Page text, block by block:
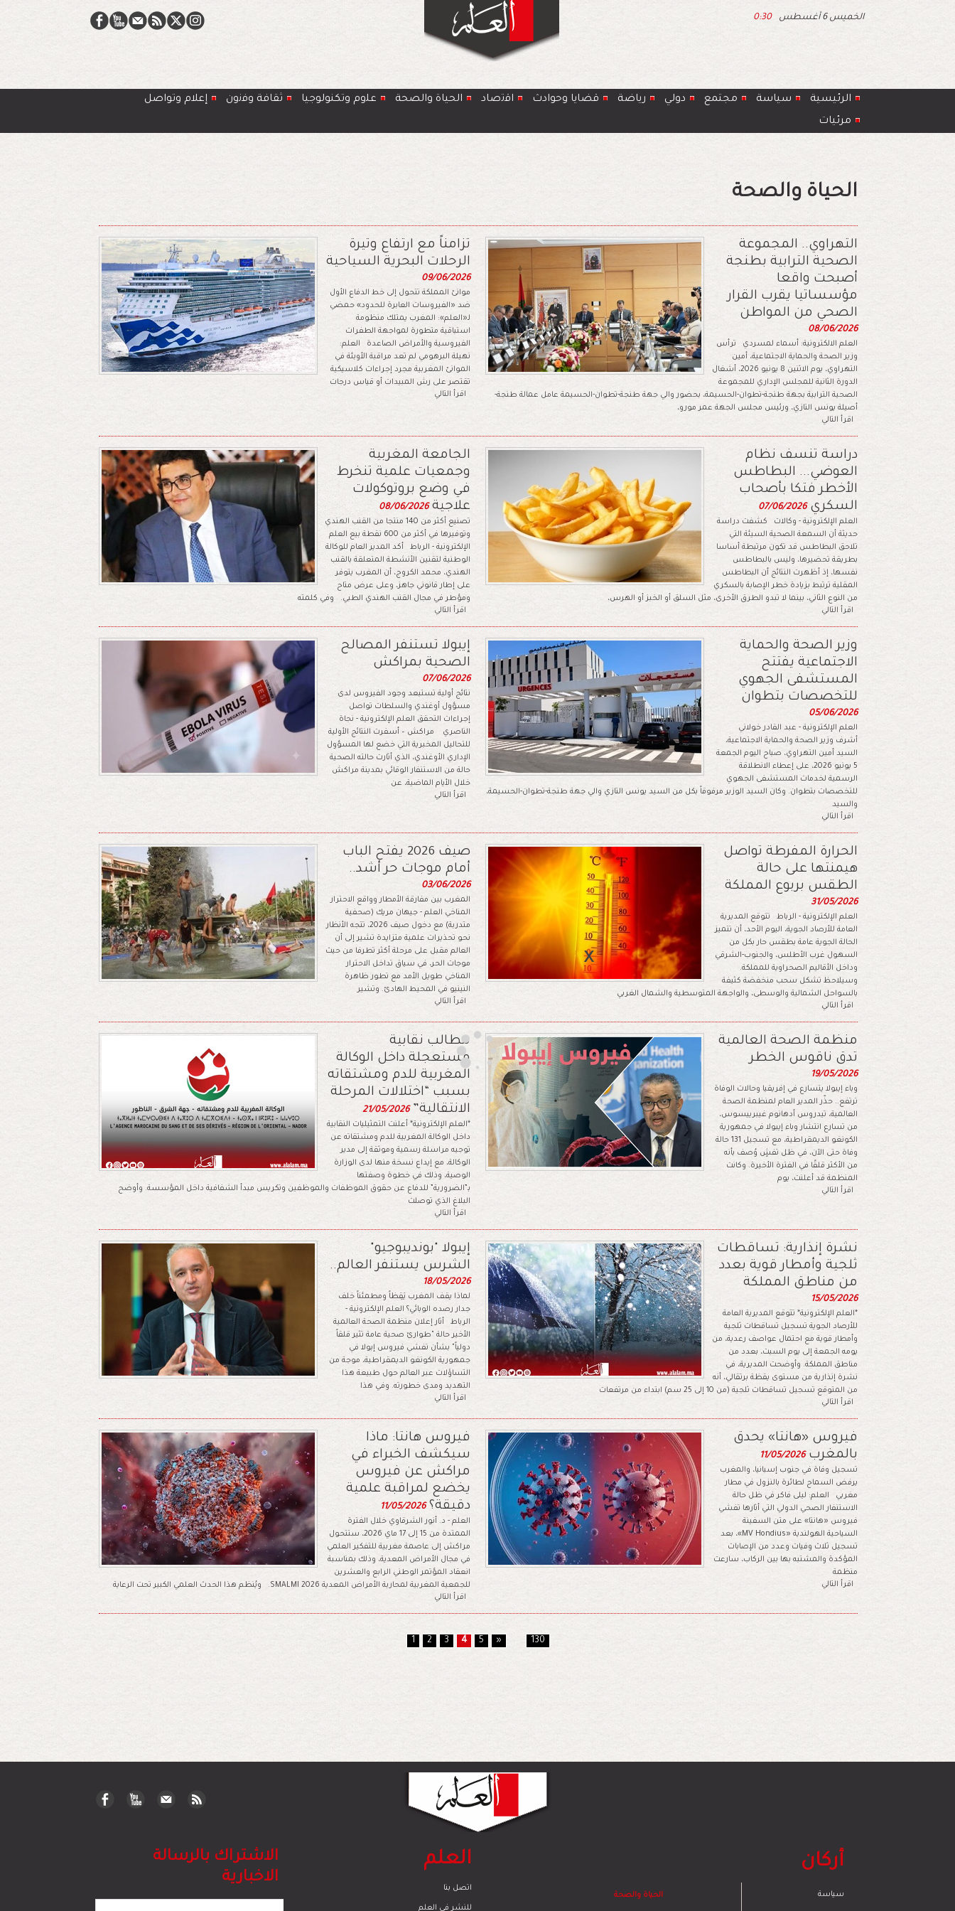
الخميس 6 أغسطس 0:30
الرئيسية سياسة مجتمع دولي رياضة قضايا وحوادث اﻗﺗﺻﺎد الحياة والصحة ﻋﻠوم وتكنولوجيا ﺛﻘﺎﻓﺔ وﻓﻧون
إعلام وتواصل
مرئيات
الحياة والصحة
تزامناً مع ارتفاع وتيرة
الرحلات البحرية السياحية
09/06/2026
موانئ المملكة تتحول إلى خط الدفاع الأول
ضد «الفيروسات العابرة للحدود» حمضي
لـ«العلم»: المغرب يمتلك منظومة
استباقية متطورة لمواجهة الطفرات
الفيروسية والأمراض الصاعدة العلم:
نهيلة البرهومي لم تعد مراقبة الأوبئة في
الموانئ المغربية مجرد إجراءات كلاسيكية
تقتصر على رش المبيدات أو قياس درجات
اقرأ التالي
التهراوي.. المجموعة
الصحية الترابية بطنجة
أصبحت واقعا
مؤسساتيا يقرب القرار
الصحي من المواطن
08/06/2026
العلم الالكترونية: أسماء لمسردي ترأس
وزير الصحة والحماية الاجتماعية، أمين
التهراوي، يوم الاثنين 8 يونيو 2026، أشغال
الدورة الثانية للمجلس الإداري للمجموعة
الصحية الترابية بجهة طنجة-تطوان-الحسيمة، بحضور والي جهة طنجة-تطوان-الحسيمة عامل عمالة طنجة-
أصيلة يونس التازي، ورئيس مجلس الجهة عمر مورو،
اقرأ التالي
الجامعة المغربية
وجمعيات علمية تنخرط
في وضع بروتوكولات
علاجية 08/06/2026
تصنيع أكثر من 140 منتجا من القنب الهندي
وتوفيرها في أكثر من 600 نقطة بيع العلم
الإلكترونية - الرباط أكد المدير العام للوكالة
الوطنية لتقنين الأنشطة المتعلقة بالقنب
الهندي، محمد الكروج، أن المغرب يتوفر
على إطار قانوني جاهز، وعلى عرض متاح
ومؤطر في مجال القنب الهندي الطبي. وفي كلمته
اقرأ التالي
دراسة تنسف نظام
العوضي... البطاطس
الأخطر فتكا بأصحاب
السكري 07/06/2026
العلم الإلكترونية - وكالات كشفت دراسة
حديثة أن السمعة الصحية السيئة التي
تلاحق البطاطس قد تكون مرتبطة أساسا
بطريقة تحضيرها، وليس بالبطاطس
نفسها، إذ أظهرت النتائج أن البطاطس
المقلية ترتبط بزيادة خطر الإصابة بالسكري
من النوع الثاني، بينما لا تبدو الطرق الأخرى، مثل السلق أو الخبز أو الهرس،
اقرأ التالي
إيبولا تستنفر المصالح
الصحية بمراكش
07/06/2026
نتائج أولية تستبعد وجود الفيروس لدى
مسؤول أوغندي والسلطات تواصل
إجراءات التحقق العلم الإلكترونية - نجاة
الناصري مراكش – أسفرت النتائج الأولية
للتحاليل المخبرية التي خضع لها المسؤول
الإداري الأوغندي، الذي أثارت حالته الصحية
حالة من الاستنفار الوقائي بمدينة مراكش
خلال الأيام الماضية، عن
اقرأ التالي
وزير الصحة والحماية
الاجتماعية يفتتح
المستشفى الجهوي
للتخصصات بتطوان
05/06/2026
العلم الإلكترونية - عبد القادر خولاني
أشرف وزير الصحة والحماية الاجتماعية،
السيد أمين التهراوي، صباح اليوم الجمعة
5 يونيو 2026، على إعطاء الانطلاقة
الرسمية لخدمات المستشفى الجهوي
للتخصصات بتطوان. وكان السيد الوزير مرفوقاً بكل من السيد يونس التازي والي جهة طنجة-تطوان-الحسيمة،
والسيد
اقرأ التالي
صيف 2026 يفتح الباب
أمام موجات حر أشد..
03/06/2026
المغرب بين مفارقة الأمطار وواقع الاحترار
المناخي العلم - جيهان مريك (صحفية
متدربة) مع دخول صيف 2026، تتجه الأنظار
نحو تحذيرات علمية متزايدة تشير إلى أن
العالم مقبل على مرحلة أكثر تطرفا من حيث
موجات الحر، في سياق تداخل الاحترار
المناخي طويل الأمد مع تطور ظاهرة
النينيو في المحيط الهادئ. وتشير
اقرأ التالي
الحرارة المفرطة تواصل
هيمنتها على حالة
الطقس بربوع المملكة
31/05/2026
العلم الإلكترونية - الرباط تتوقع المديرية
العامة للأرصاد الجوية، اليوم الأحد، أن تتميز
الحالة الجوية عامة بطقس حار بكل من
السهول غرب الأطلس، والجنوب-الشرقي
وداخل الأقاليم الصحراوية للمملكة.
وسيلاحظ تشكل سحب منخفضة كثيفة
بالسواحل الشمالية والوسطى، والواجهة المتوسطية والشمال الغربي
اقرأ التالي
مطالب نقابية
مستعجلة داخل الوكالة
المغربية للدم ومشتقاته
بسبب “اختلالات المرحلة
الانتقالية” 21/05/2026
*العلم الإلكترونية* أعلنت التمثيليات النقابية
داخل الوكالة المغربية للدم ومشتقاته عن
توجيه مراسلة رسمية وموثقة إلى مدير
الوكالة، مع إيداع نسخة منها لدى الوزارة
الوصية، وذلك في خطوة وصفتها
بـ”الضرورية” للدفاع عن حقوق الموظفات والموظفين وتكريس مبدأ الشفافية داخل المؤسسة. وأوضح
البلاغ الذي توصلت
اقرأ التالي
منظمة الصحة العالمية
تدق ناقوس الخطر
19/05/2026
وباء إيبولا يتسارع في إفريقيا وحالات الوفاة
ترتفع.. حذّر المدير العام لمنظمة الصحة
العالمية، تيدروس أدهانوم غيبرييسوس،
من تسارع انتشار وباء إيبولا في جمهورية
الكونغو الديمقراطية، مع تسجيل 131 حالة
وفاة حتى الآن، في ظل تفشٍ وُصف بأنه
من الأكثر قلقًا في الفترة الأخيرة. وكانت
المنظمة قد أعلنت، يوم
اقرأ التالي
إيبولا "بونديبوجيو"
الشرس يستنفر العالم..
18/05/2026
لماذا يقف المغرب يَقِظاً ومطمئناً خلف
جدار رصده الوبائي؟ العلم الإلكترونية -
الرباط أثار إعلان منظمة الصحة العالمية
الأخير حالة "طوارئ صحية عامة تثير قلقاً
دولياً" بشأن تفشي فيروس إبولا في
جمهورية الكونغو الديمقراطية، موجة من
التساؤلات عبر العالم حول طبيعة هذا
التهديد ومدى خطورته. وفي هذا
اقرأ التالي
نشرة إنذارية: تساقطات
ثلجية وأمطار قوية بعدد
من مناطق المملكة
15/05/2026
*العلم الإلكترونية* تتوقع المديرية العامة
للأرصاد الجوية تسجيل تساقطات ثلجية
وأمطار قوية مع احتمال عواصف رعدية، من
يومه الجمعة إلى يوم السبت، بعدد من
مناطق المملكة. وأوضحت المديرية، في
نشرة إنذارية من مستوى يقظة برتقالي، أنه
من المتوقع تسجيل تساقطات ثلجية (من 10 إلى 25 سم) ابتداء من مرتفعات
اقرأ التالي
فيروس هانتا: ماذا
سيكشف الخبراء في
مراكش عن فيروس
يخضع لمراقبة علمية
دقيقة؟ 11/05/2026
العلم - د. أنور الشرقاوي خلال الفترة
الممتدة من 15 إلى 17 ماي 2026، ستتحول
مراكش إلى عاصمة مغربية للتفكير العلمي
في مجال الأمراض المعدية، وذلك بمناسبة
انعقاد المؤتمر الوطني الرابع والعشرين
للجمعية المغربية لمحاربة الأمراض المعدية SMALMI 2026. ويُنظم هذا الحدث العلمي الكبير تحت الرعاية
اقرأ التالي
فيروس «هانتا» يحدق
بالمغرب 11/05/2026
تسجيل وفاة في جنوب إسبانيا، والمغرب
يرفض السماح لطائرة بالنزول في مطار
مغربي العلم: ليلى فاكر في ظل حالة
الاستنفار الصحي الدولي التي أثارها تفشي
فيروس «هانتا» على متن السفينة
السياحية الهولندية «MV Hondius»، بعد
تسجيل ثلاث وفيات وعدد من الإصابات
المؤكدة والمشتبه بها بين الركاب، سارعت
منظمة
اقرأ التالي
1 2 3 4 5 » 130
الاشتراك بالرسالة
الاخبارية
العلم
اتصل بنا
للنشر في العلم
الحياة والصحة
أركان
سياسة